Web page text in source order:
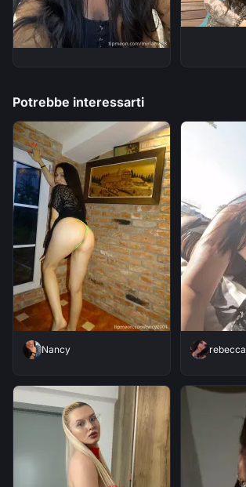
Potrebbe interessarti
Nancy rebecca